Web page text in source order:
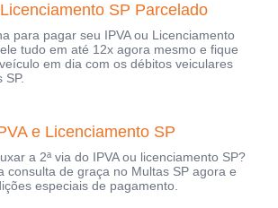
SP Parcelado
para pagar seu IPVA ou Licenciamento
tudo em até 12x agora mesmo e fique
em dia com os débitos veiculares
SP.
e Licenciamento SP
a 2ª via do IPVA ou licenciamento SP?
consulta de graça no Multas SP agora e
especiais de pagamento.